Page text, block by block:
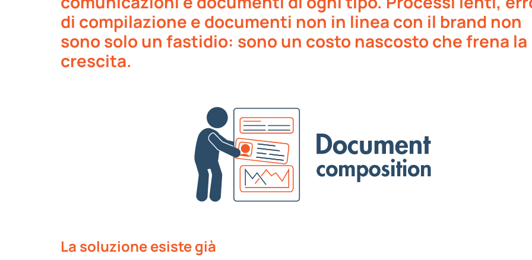
di compilazione e documenti non in linea con il brand non
sono solo un fastidio: sono un costo nascosto che frena la
crescita.
La soluzione esiste già